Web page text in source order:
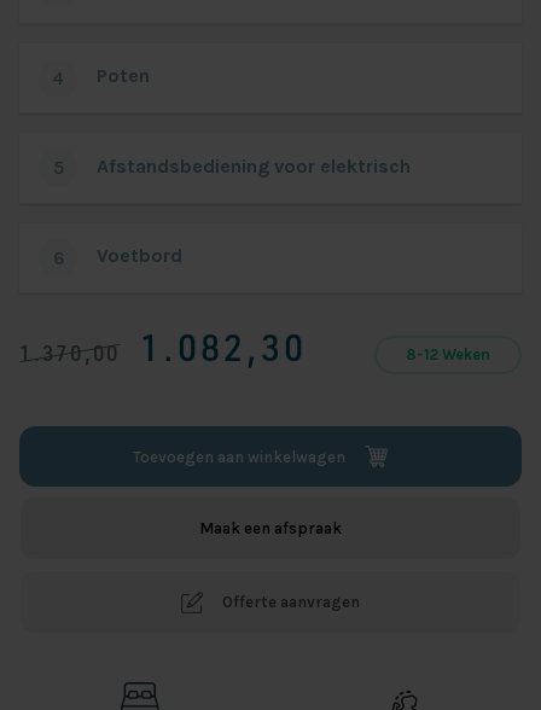
4 Poten
5 Afstandsbediening voor elektrisch
6 Voetbord
1.370,00 1.082,30 8-12 Weken
Toevoegen aan winkelwagen
Maak een afspraak
Offerte aanvragen